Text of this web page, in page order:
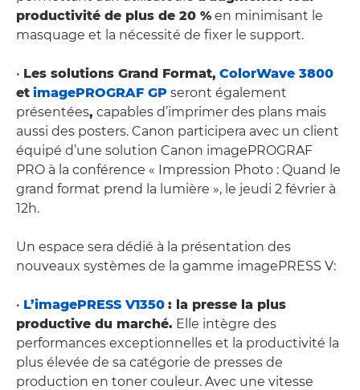
productivité de plus de 20 % en minimisant le
masquage et la nécessité de fixer le support.
• Les solutions Grand Format, ColorWave 3800
et imagePROGRAF GP seront également
présentées, capables d’imprimer des plans mais
aussi des posters. Canon participera avec un client
équipé d’une solution Canon imagePROGRAF
PRO à la conférence « Impression Photo : Quand le
grand format prend la lumière », le jeudi 2 février à
12h.
Un espace sera dédié à la présentation des
nouveaux systèmes de la gamme imagePRESS V:
• L’imagePRESS V1350 : la presse la plus
productive du marché. Elle intègre des
performances exceptionnelles et la productivité la
plus élevée de sa catégorie de presses de
production en toner couleur. Avec une vitesse